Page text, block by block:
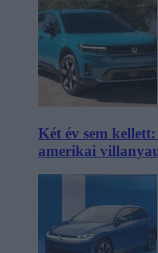
Két év sem
amerikai